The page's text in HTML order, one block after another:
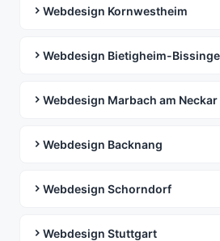
Webdesign Kornwestheim
Webdesign Bietigheim-
Webdesign Marbach am Neckar
Webdesign Backnang
Webdesign Schorndorf
Webdesign Stuttgart